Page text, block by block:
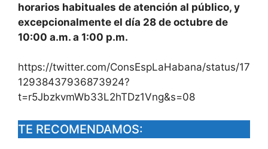
horarios habituales de atención al público, y
excepcionalmente el día 28 de octubre de
10:00 a.m. a 1:00 p.m.
https://twitter.com/ConsEspLaHabana/status/17
12938437936873924?
t=r5JbzkvmWb33L2hTDz1Vng&s=08
TE RECOMENDAMOS: